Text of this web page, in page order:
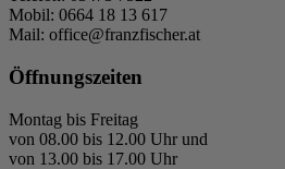
Mobil: 0664 18 13 617
Mail: office@franzfischer.at
Öffnungszeiten
Montag bis Freitag
von 08.00 bis 12.00 Uhr und
von 13.00 bis 17.00 Uhr